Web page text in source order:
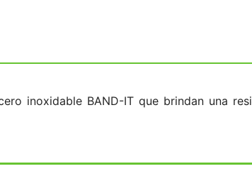
inoxidable BAND-IT que brindan una